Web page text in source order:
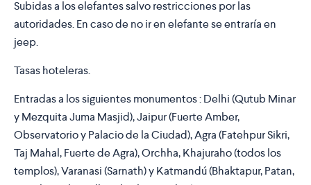
Subidas a los elefantes salvo restricciones por las
autoridades. En caso de no ir en elefante se entraría en
jeep.
Tasas hoteleras.
Entradas a los siguientes monumentos : Delhi (Qutub Minar
y Mezquita Juma Masjid), Jaipur (Fuerte Amber,
Observatorio y Palacio de la Ciudad), Agra (Fatehpur Sikri,
Taj Mahal, Fuerte de Agra), Orchha, Khajuraho (todos los
templos), Varanasi (Sarnath) y Katmandú (Bhaktapur, Patan,